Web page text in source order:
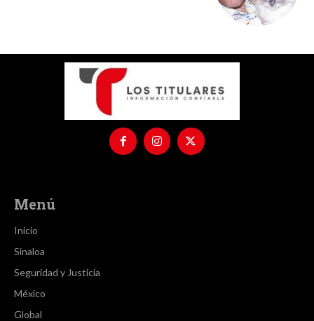
Menú
Inicio
Sinaloa
Seguridad y Justicia
México
Global